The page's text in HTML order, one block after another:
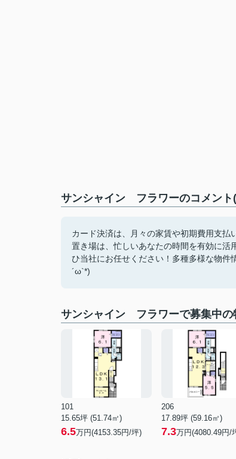
サンシャイン フラワーのコメント
カード決済は、月々の家賃や初期費用支
置き場は、忙しいあなたの時間を有効に活
ひ当社にお任せください！多種多様な物件
´ω`*)
サンシャイン フラワーで募集中の
101
15.65坪 (51.74㎡)
6.5万円(4153.35円/坪)
206
17.89坪 (59.16㎡)
7.3万円(4080.49円/